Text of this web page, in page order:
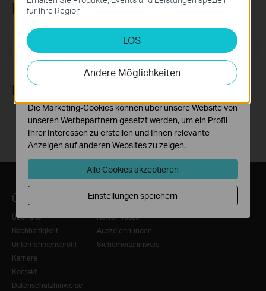
Newsletter abonnieren
E-Mail-Adresse Registrieren
Folge uns
Über TP-Link
Über uns
Nachhaltigkeit
Unternehmensprofil
Karriere
Kontakt
Datenschutzhinweise
Informationen
News/Presse
Auszeichnungen
Sicherheitshinweis
für Ihre Region
LOS
Andere Möglichkeiten
erforderlich und können in Ihren Systemen nicht
Analyse- und Marketing-Cookies
Analyse-Cookies ermöglichen es uns, Ihre Aktivitäten
auf unserer Website zu analysieren, um die
Funktionsweise unserer Website zu verbessern und
Die Marketing-Cookies können über unsere Website von
unseren Werbepartnern gesetzt werden, um ein Profil
Ihrer Interessen zu erstellen und Ihnen relevante
Anzeigen auf anderen Websites zu zeigen.
Alle Cookies akzeptieren
Einstellungen speichern